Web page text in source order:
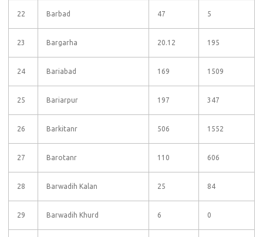
22 Barbad 47 5
23 Bargarha 20.12 195
24 Bariabad 169 1509
25 Bariarpur 197 347
26 Barkitanr 506 1552
27 Barotanr 110 606
28 Barwadih Kalan 25 84
29 Barwadih Khurd 6 0